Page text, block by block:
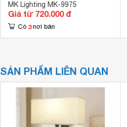
MK Lighting MK-9975
Giá từ 720.000 đ
Có 3 nơi bán
SẢN PHẨM LIÊN QUAN